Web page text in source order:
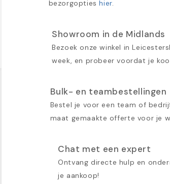
bezorgoptieshier.
Showroom in de Midlands
Bezoek onze winkel in
week, en probeer voordat je
Bulk- en teambestellingen
Bestel je voor een team of
maat gemaakte offerte voor je
Chat met een expert
Ontvang directe hulp en
je aankoop!